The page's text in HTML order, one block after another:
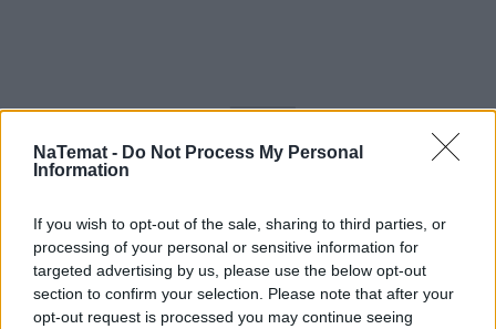
NaTemat - Do Not Process My Personal
Information
If you wish to opt-out of the sale, sharing to third parties, or
processing of your personal or sensitive information for
targeted advertising by us, please use the below opt-out
section to confirm your selection. Please note that after your
opt-out request is processed you may continue seeing